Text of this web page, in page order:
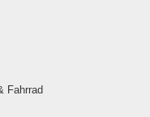
Fahrrad